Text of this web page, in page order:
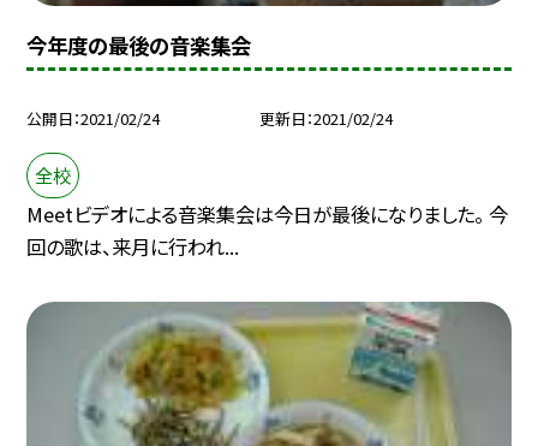
今年度の最後の音楽集会
公開日 2021/02/24 更新日 2021/02/24
全校
Meetビデオによる音楽集会は今日が最後になりました。 今
回の歌は、来月に行われ...